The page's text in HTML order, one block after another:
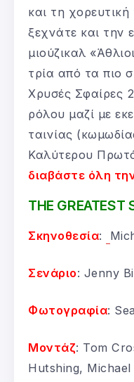
και τη
ξεχνάτε και την
μιούζικαλ
τρία από τα πιο
Χρυσές Σφαίρες
ρόλου μαζί με
ταινίας
Καλύτερου
διαβάστε όλη
THE GREATEST
Σκηνοθεσία:
Σενάριο: Jenny
Φωτογραφία:
Μοντάζ: Tom
Hutshing,